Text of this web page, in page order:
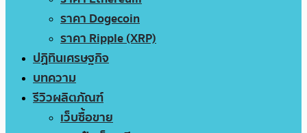
ราคา Dogecoin
ราคา Ripple (XRP)
ปฏิทินเศรษฐกิจ
บทความ
รีวิวผลิตภัณฑ์
เว็บซื้อขาย